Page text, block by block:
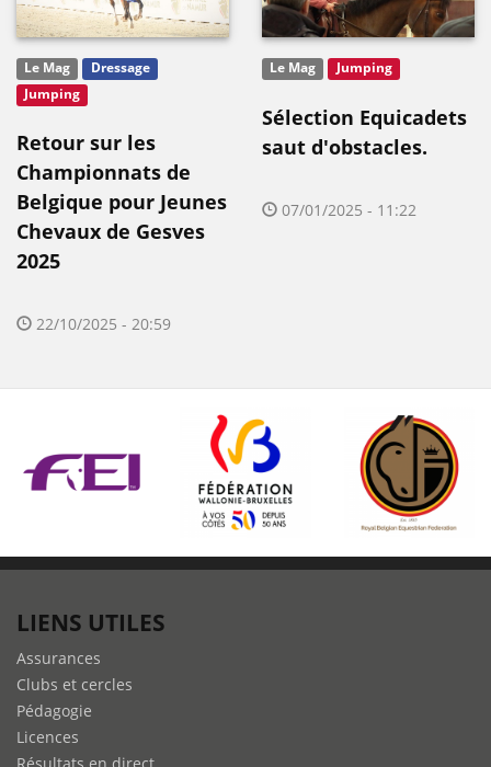
Le Mag
Dressage
Jumping
Retour sur les
Championnats de
Belgique pour Jeunes
Chevaux de Gesves
2025
22/10/2025 - 20:59
Le Mag Jumping
Sélection Equicadets
saut d'obstacles.
07/01/2025 - 11:22
LIENS UTILES
Assurances
Clubs et cercles
Pédagogie
Licences
Résultats en direct